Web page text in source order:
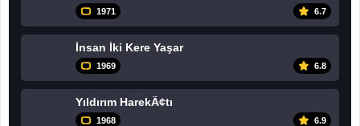
1971 6.7
İnsan İki Kere Yaşar
1969 6.8
Yıldırım HarekÃ¢tı
1968 6.9